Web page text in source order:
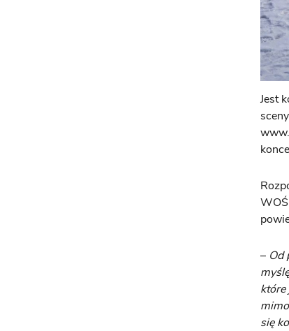
Jest
– Od
które
się